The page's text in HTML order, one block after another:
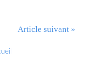
Article suivant »